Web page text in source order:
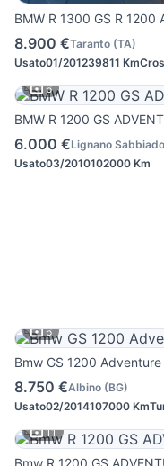
BMW R 1300 GS R 1200
8.900 €Taranto (TA)
Usato01/201239811 Km
6
BMW R 1200 GS
6.000 €Lignano
Usato03/2010102000 Km
6
Bmw GS 1200
8.750 €Albino (BG)
Usato02/2014107000 Km
11